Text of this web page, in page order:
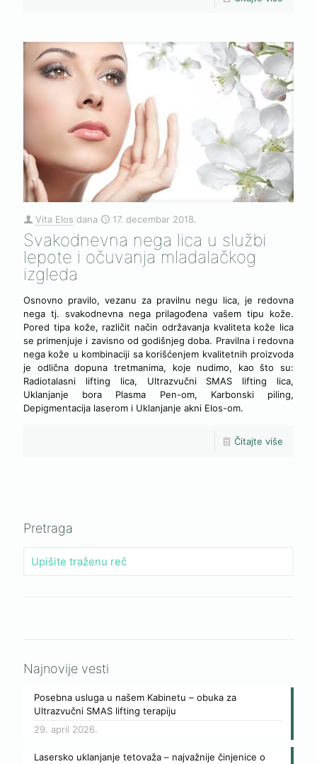
Vita Elos dana 17. decembar 2018.
Svakodnevna nega lica u službi
lepote i očuvanja mladalačkog
izgleda
Osnovno pravilo, vezanu za pravilnu negu lica, je redovna
nega tj. svakodnevna nega prilagođena vašem tipu kože.
Pored tipa kože, različit način održavanja kvaliteta kože lica
se primenjuje i zavisno od godišnjeg doba. Pravilna i redovna
nega kože u kombinaciji sa korišćenjem kvalitetnih proizvoda
je odlična dopuna tretmanima, koje nudimo, kao što su:
Radiotalasni lifting lica, Ultrazvučni SMAS lifting lica,
Uklanjanje bora Plasma Pen-om, Karbonski piling,
Depigmentacija laserom i Uklanjanje akni Elos-om.
Čitajte više
Pretraga
Najnovije vesti
Posebna usluga u našem Kabinetu – obuka za
Ultrazvučni SMAS lifting terapiju
29. april 2026.
Lasersko uklanjanje tetovaža – najvažnije činjenice o